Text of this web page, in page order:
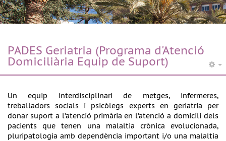
PADES Geriatria (Programa d'Atenció
Domiciliària Equip de Suport)
Un equip interdisciplinari de metges, infermeres,
treballadors socials i psicòlegs experts en geriatria per
donar suport a l’atenció primària en l’atenció a domicili dels
pacients que tenen una malaltia crònica evolucionada,
pluripatologia amb dependència important i/o una malaltia